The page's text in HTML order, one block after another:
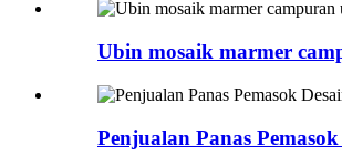
Ubin mosaik marmer
Penjualan Panas